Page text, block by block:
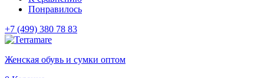
Понравилось
+7 (499) 380 78 83
Женская обувь и сумки оптом